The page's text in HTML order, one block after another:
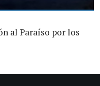
al Paraíso por los